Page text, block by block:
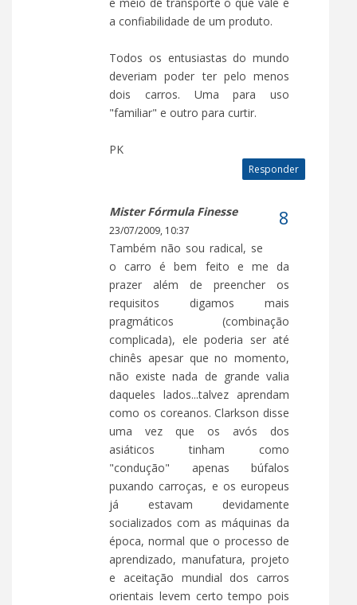
a confiabilidade de um produto.
Todos os entusiastas do mundo
deveriam poder ter pelo menos
dois carros. Uma para uso
"familiar" e outro para curtir.
PK
Responder
Mister Fórmula Finesse
23/07/2009, 10:37
Também não sou radical, se
o carro é bem feito e me da
prazer além de preencher os
requisitos digamos mais
pragmáticos (combinação
complicada), ele poderia ser até
chinês apesar que no momento,
não existe nada de grande valia
daqueles lados...talvez aprendam
como os coreanos. Clarkson disse
uma vez que os avós dos
asiáticos tinham como
"condução" apenas búfalos
puxando carroças, e os europeus
já estavam devidamente
socializados com as máquinas da
época, normal que o processo de
aprendizado, manufatura, projeto
e aceitação mundial dos carros
orientais levem certo tempo pois